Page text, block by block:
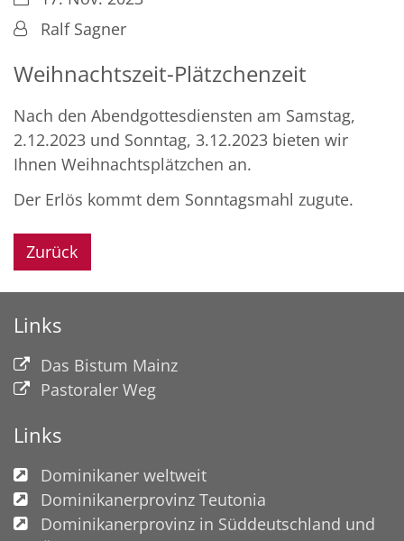
Von:Ralf Sagner
Weihnachtszeit-Plätzchenzeit
Nach den Abendgottesdiensten am Samstag,
2.12.2023 und Sonntag, 3.12.2023 bieten wir
Ihnen Weihnachtsplätzchen an.
Der Erlös kommt dem Sonntagsmahl zugute.
Zurück
Links
Das Bistum Mainz
Pastoraler Weg
Links
Dominikaner weltweit
Dominikanerprovinz Teutonia
Dominikanerprovinz in Süddeutschland und